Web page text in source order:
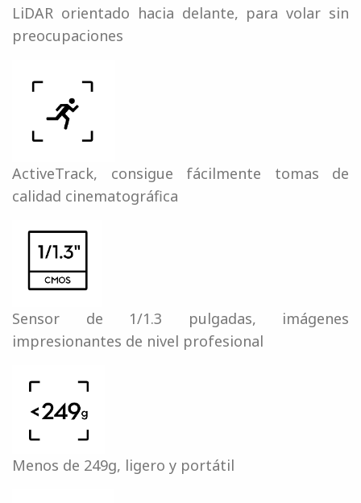
LiDAR orientado hacia delante, para volar sin
preocupaciones
ActiveTrack, consigue fácilmente tomas de
calidad cinematográfica
Sensor de 1/1.3 pulgadas, imágenes
impresionantes de nivel profesional
Menos de 249g, ligero y portátil